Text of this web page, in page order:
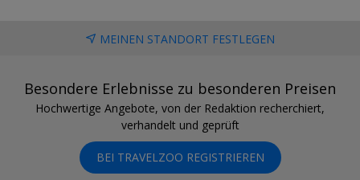
MEINEN STANDORT FESTLEGEN
Besondere Erlebnisse zu besonderen Preisen
Hochwertige Angebote, von der Redaktion recherchiert,
verhandelt und geprüft
BEI TRAVELZOO REGISTRIEREN